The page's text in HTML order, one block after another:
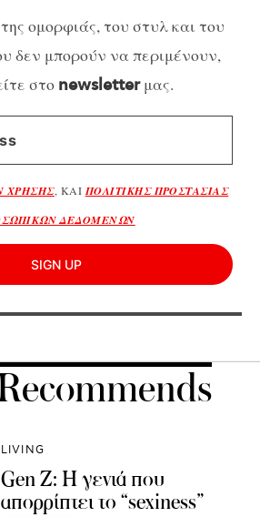
ομορφιάς, του στυλ και του
δεν μπορούν να περιμένουν,
στο newsletterμας.
ΧΡΗΣΗΣ, ΚΑΙ ΠΟΛΙΤΙΚΗΣ ΠΡΟΣΤΑΣΙΑΣ
ΔΕΔΟΜΕΝΩΝ
SIGN UP
LIVING
Gen Z: Η γενιά που
απορρίπτει το “sexiness”